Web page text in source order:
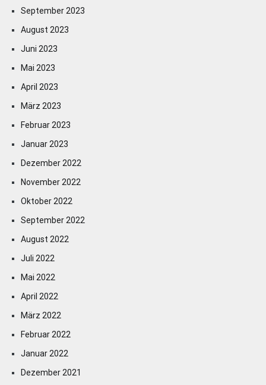
September 2023
August 2023
Juni 2023
Mai 2023
April 2023
März 2023
Februar 2023
Januar 2023
Dezember 2022
November 2022
Oktober 2022
September 2022
August 2022
Juli 2022
Mai 2022
April 2022
März 2022
Februar 2022
Januar 2022
Dezember 2021